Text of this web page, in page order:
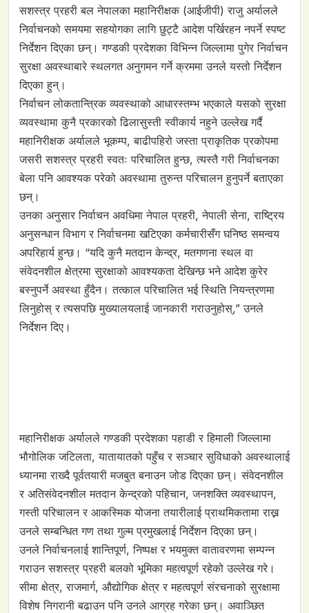
सशस्त्र प्रहरी बल नेपालका महानिरीक्षक (आईजीपी) राजु अर्यालले
निर्वाचनको समयमा सहयोगका लागि छुट्टै आदेश पर्खिरहन नपर्ने स्पष्ट
निर्देशन दिएका छन्। गण्डकी प्रदेशका विभिन्न जिल्लामा पुगेर निर्वाचन
सुरक्षा अवस्थाबारे स्थलगत अनुगमन गर्ने क्रममा उनले यस्तो निर्देशन
दिएका हुन्।
निर्वाचन लोकतान्त्रिक व्यवस्थाको आधारस्तम्भ भएकाले यसको सुरक्षा
व्यवस्थामा कुनै प्रकारको ढिलासुस्ती स्वीकार्य नहुने उल्लेख गर्दै
महानिरीक्षक अर्यालले भूकम्प, बाढीपहिरो जस्ता प्राकृतिक प्रकोपमा
जसरी सशस्त्र प्रहरी स्वतः परिचालित हुन्छ, त्यस्तै गरी निर्वाचनका
बेला पनि आवश्यक परेको अवस्थामा तुरुन्त परिचालन हुनुपर्ने बताएका
छन्।
उनका अनुसार निर्वाचन अवधिमा नेपाल प्रहरी, नेपाली सेना, राष्ट्रिय
अनुसन्धान विभाग र निर्वाचनमा खटिएका कर्मचारीसँग घनिष्ठ समन्वय
अपरिहार्य हुन्छ। “यदि कुनै मतदान केन्द्र, मतगणना स्थल वा
संवेदनशील क्षेत्रमा सुरक्षाको आवश्यकता देखिन्छ भने आदेश कुरेर
बस्नुपर्ने अवस्था हुँदैन। तत्काल परिचालित भई स्थिति नियन्त्रणमा
लिनुहोस् र त्यसपछि मुख्यालयलाई जानकारी गराउनुहोस्,” उनले
निर्देशन दिए।
महानिरीक्षक अर्यालले गण्डकी प्रदेशका पहाडी र हिमाली जिल्लामा
भौगोलिक जटिलता, यातायातको पहुँच र सञ्चार सुविधाको अवस्थालाई
ध्यानमा राख्दै पूर्वतयारी मजबुत बनाउन जोड दिएका छन्। संवेदनशील
र अतिसंवेदनशील मतदान केन्द्रको पहिचान, जनशक्ति व्यवस्थापन,
गस्ती परिचालन र आकस्मिक योजना तयारीलाई प्राथमिकतामा राख्न
उनले सम्बन्धित गण तथा गुल्म प्रमुखलाई निर्देशन दिएका छन्।
उनले निर्वाचनलाई शान्तिपूर्ण, निष्पक्ष र भयमुक्त वातावरणमा सम्पन्न
गराउन सशस्त्र प्रहरी बलको भूमिका महत्वपूर्ण रहेको उल्लेख गरे।
सीमा क्षेत्र, राजमार्ग, औद्योगिक क्षेत्र र महत्वपूर्ण संरचनाको सुरक्षामा
विशेष निगरानी बढाउन पनि उनले आग्रह गरेका छन्। अवाञ्छित